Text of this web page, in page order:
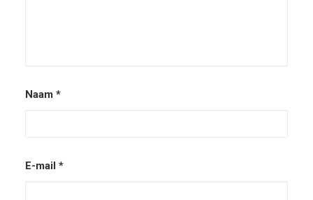
Naam *
E-mail *